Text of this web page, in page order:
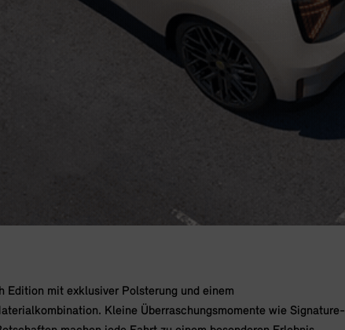
Edition mit exklusiver Polsterung und einem
Kleine Überraschungsmomente wie Signature-